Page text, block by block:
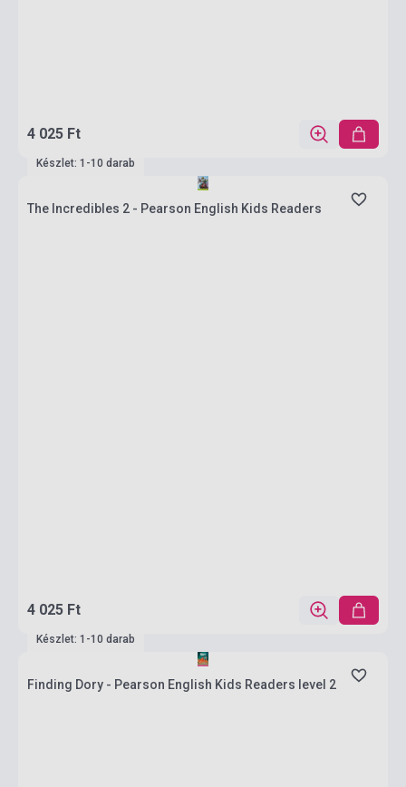
4 025 Ft
Készlet: 1-10 darab
The Incredibles 2 - Pearson English Kids Readers
4 025 Ft
Készlet: 1-10 darab
Finding Dory - Pearson English Kids Readers level 2